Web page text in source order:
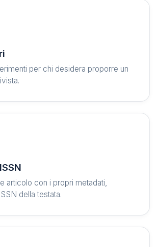
per chi desidera proporre un
articolo con i propri metadati,
della testata.